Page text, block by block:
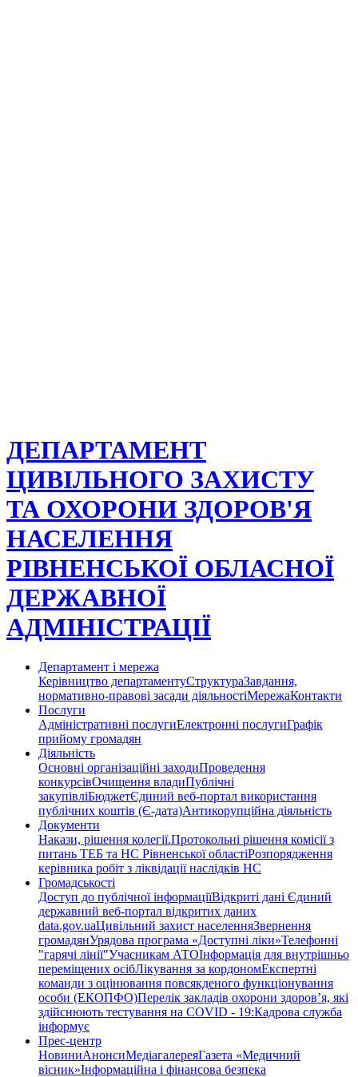
ДЕПАРТАМЕНТ
ЦИВІЛЬНОГО ЗАХИСТУ
ТА ОХОРОНИ ЗДОРОВ'Я
НАСЕЛЕННЯ
РІВНЕНСЬКОЇ ОБЛАСНОЇ
ДЕРЖАВНОЇ
АДМІНІСТРАЦІЇ
Департамент і мережа
Керівництво департаментуСтруктураЗавдання,
нормативно-правові засади діяльностіМережаКонтакти
Послуги
Адміністративні послугиЕлектронні послугиГрафік
прийому громадян
Діяльність
Основні організаційні заходиПроведення
конкурсівОчищення владиПублічні
закупівліБюджетЄдиний веб-портал використання
публічних коштів (Є-дата)Антикорупційна діяльність
Документи
Накази, рішення колегії.Протокольні рішення комісії з
питань ТЕБ та НС Рівненської областіРозпорядження
керівника робіт з ліквідації наслідків НС
Громадськості
Доступ до публічної інформаціїВідкриті дані Єдиний
державний веб-портал відкритих даних
data.gov.uaЦивільний захист населенняЗвернення
громадянУрядова програма «Доступні ліки»Телефонні
"гарячі лінії"Учасникам АТОІнформація для внутрішньо
переміщених осібЛікування за кордономЕкспертні
команди з оцінювання повсякденого функціонування
особи (ЕКОПФО)Перелік закладів охорони здоров’я, які
здійснюють тестування на COVID - 19:Кадрова служба
інформує
Прес-центр
НовиниАнонсиМедіагалереяГазета «Медичний
вісник»Інформаційна і фінансова безпека